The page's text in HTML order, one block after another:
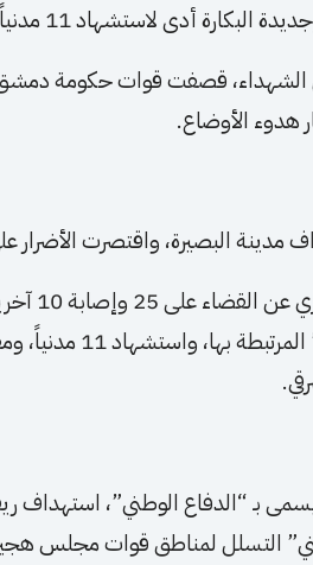
لاستشهاد 11 مدنياً وإصابة 5 جرحى.
الشهداء، قصفت قوات حكومة دمشق
هدوء الأوضاع.
البصيرة، واقتصرت الأضرار
وأعلن في
حكومة دمشق وما يسمى بـ
بـ “الدفاع الوطني”، استهداف
التسلل لمناطق قوات مجلس